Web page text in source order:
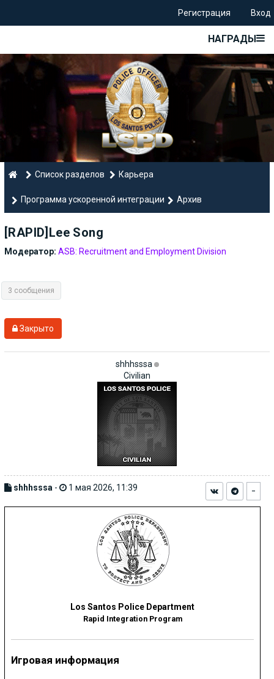
Регистрация Вход
НАГРАДЫ
Список разделов Карьера
Программа ускоренной интеграции Архив
[RAPID]Lee Song
Модератор: ASB: Recruitment and Employment Division
3 сообщения
Закрыто
shhhsssa
Civilian
−
shhhsssa - 1 мая 2026, 11:39
Los Santos Police Department
Rapid Integration Program
Игровая информация